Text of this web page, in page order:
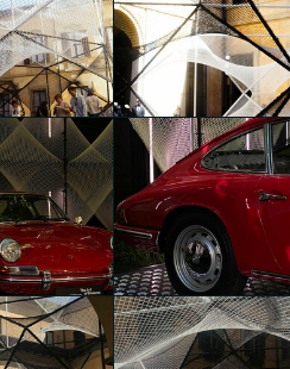
of Dreams
Ponisio
The Art of Dreams
Aurora Ponisio
of Dreams
The Art of Dreams
Chen Qian